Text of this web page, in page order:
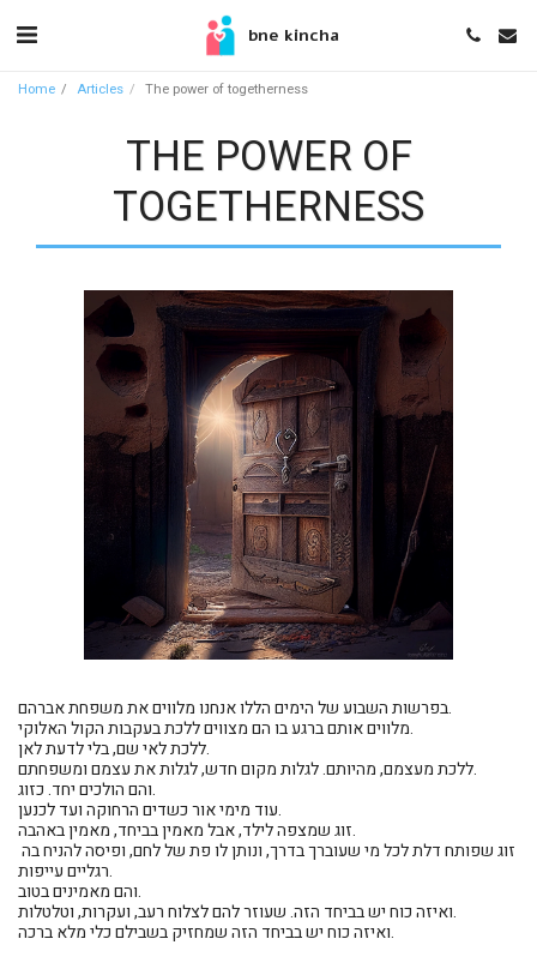
bne kincha
Home Articles The power of togetherness
THE POWER OF
TOGETHERNESS
בפרשות השבוע של הימים הללו אנחנו מלווים את משפחת אברהם.
מלווים אותם ברגע בו הם מצווים ללכת בעקבות הקול האלוקי.
ללכת לאי שם, בלי לדעת לאן.
ללכת מעצמם, מהיותם. לגלות מקום חדש, לגלות את עצמם ומשפחתם.
והם הולכים יחד. כזוג.
עוד מימי אור כשדים הרחוקה ועד לכנען.
זוג שמצפה לילד, אבל מאמין בביחד, מאמין באהבה.
רגליים עייפות.
והם מאמינים בטוב.
ואיזה כוח יש בביחד הזה. שעוזר להם לצלוח רעב, ועקרות, וטלטלות.
ואיזה כוח יש בביחד הזה שמחזיק בשבילם כלי מלא ברכה.